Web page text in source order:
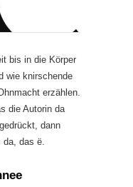
bis in die Körper
wie knirschende
erzählen.
die Autorin da
dann
da, das ë.